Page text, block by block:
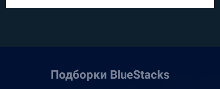
Подборки BlueStacks